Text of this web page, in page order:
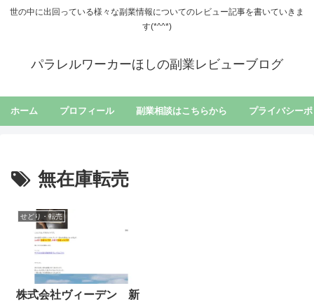
世の中に出回っている様々な副業情報についてのレビュー記事を書いていきま
す(*^^*)
パラレルワーカーほしの副業レビューブログ
ホーム プロフィール 副業相談はこちらから プライバシー
無在庫転売
せどり・転売
株式会社ヴィーデン 新